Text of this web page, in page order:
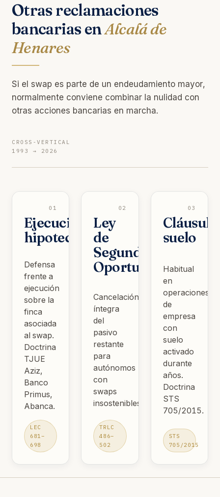
Otras reclamaciones
bancarias enAlcalá de
Henares
Si el swap es parte de un endeudamiento mayor,
normalmente conviene combinar la nulidad con
otras acciones bancarias en marcha.
CROSS-VERTICAL
1993 → 2026
01
Ejecución
hipotecaria
Defensa
frente a
ejecución
sobre la
finca
asociada
al swap.
Doctrina
TJUE
Aziz,
Banco
Primus,
Abanca.
LEC
681–
698
02
Ley
de
Segunda
Oportunidad
Cancelación
íntegra
del
pasivo
restante
para
autónomos
con
swaps
insostenibles.
TRLC
486–
502
03
Cláusula
suelo
Habitual
en
operaciones
de
empresa
con
suelo
activado
durante
años.
Doctrina
STS
705/2015.
STS
705/2015